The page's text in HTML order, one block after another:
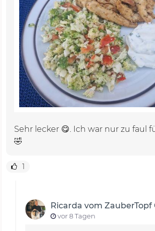
Sehr lecker 😋. Ich war nur zu faul
🤣
1
Ricarda vom ZauberTopf
vor 8 Tagen